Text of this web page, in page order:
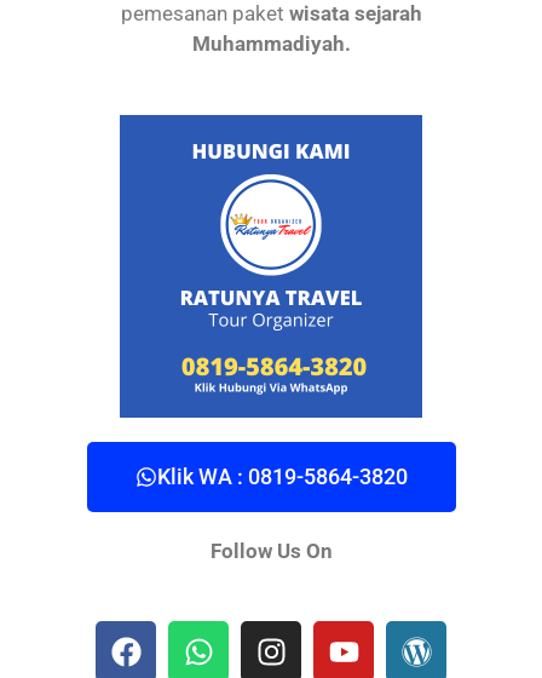
pemesanan paket wisata sejarah
Muhammadiyah.
Klik WA : 0819-5864-3820
Follow Us On